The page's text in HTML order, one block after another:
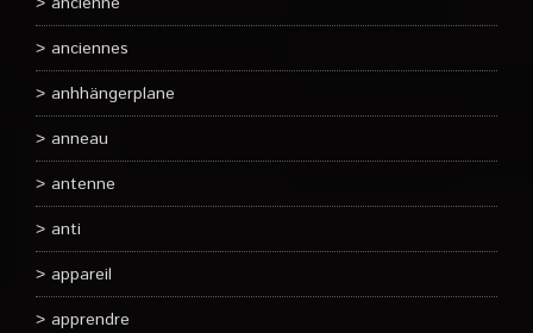
anciennes
anhhängerplane
anneau
antenne
anti
appareil
apprendre